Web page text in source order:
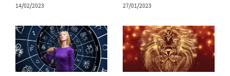
14/02/2023 27/01/2023